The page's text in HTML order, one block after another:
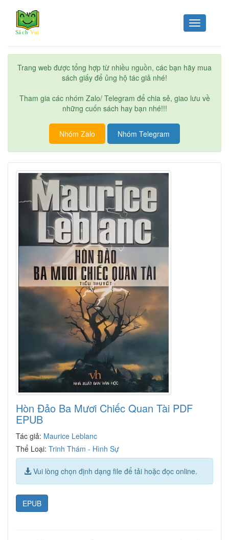
Toggle
navigation
Trang web được tổng hợp từ nhiều nguồn, các bạn hãy mua
sách giấy để ủng hộ tác giả nhé!
Tham gia các nhóm Zalo/ Telegram để chia sẻ, giao lưu về
những cuốn sách hay bạn nhé!!!
Nhóm Zalo Nhóm Telegram
Hòn Đảo Ba Mươi Chiếc Quan Tài PDF
EPUB
Tác giả: Maurice Leblanc
Thể Loại: Trinh Thám - Hình Sự
Vui lòng chọn định dạng file để tải hoặc đọc online.
EPUB